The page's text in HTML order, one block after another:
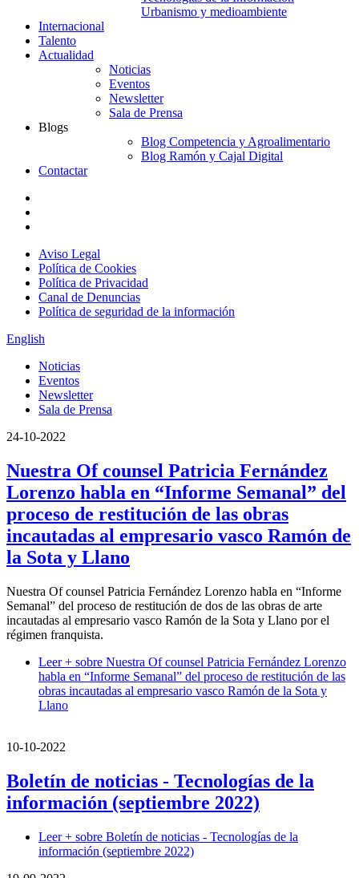
Urbanismo y medioambiente
Internacional
Talento
Actualidad
Noticias
Eventos
Newsletter
Sala de Prensa
Blogs
Blog Competencia y Agroalimentario
Blog Ramón y Cajal Digital
Contactar
Aviso Legal
Política de Cookies
Política de Privacidad
Canal de Denuncias
Política de seguridad de la información
English
Noticias
Eventos
Newsletter
Sala de Prensa
24-10-2022
Nuestra Of counsel Patricia Fernández
Lorenzo habla en “Informe Semanal” del
proceso de restitución de las obras
incautadas al empresario vasco Ramón de
la Sota y Llano
Nuestra Of counsel Patricia Fernández Lorenzo habla en “Informe
Semanal” del proceso de restitución de dos de las obras de arte
incautadas al empresario vasco Ramón de la Sota y Llano por el
régimen franquista.
Leer + sobre Nuestra Of counsel Patricia Fernández Lorenzo
habla en “Informe Semanal” del proceso de restitución de las
obras incautadas al empresario vasco Ramón de la Sota y
Llano
10-10-2022
Boletín de noticias - Tecnologías de la
información (septiembre 2022)
Leer + sobre Boletín de noticias - Tecnologías de la
información (septiembre 2022)